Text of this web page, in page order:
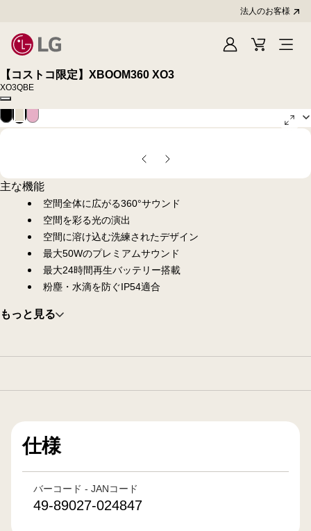
法人のお客様
Sign
Cart
【コストコ限定】XBOOM360 XO3
XO3QBE
Copy model name
ブ
ラ
ベ
ー
ピ
ン
前
の
ラ
ド
次
の
ラ
ド
主な機能
空間全体に広がる360°サウンド
空間を彩る光の演出
空間に溶け込む洗練されたデザイン
最大50Wのプレミアムサウンド
最大24時間再生バッテリー搭載
粉塵・水滴を防ぐIP54適合
もっと見る
仕様
バーコード - JANコード
49-89027-024847